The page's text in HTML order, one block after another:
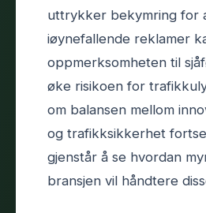
uttrykker bekymring for
iøynefallende reklamer
oppmerksomheten til
øke risikoen for
om balansen mellom
og trafikksikkerhet
gjenstår å se hvordan
bransjen vil håndtere